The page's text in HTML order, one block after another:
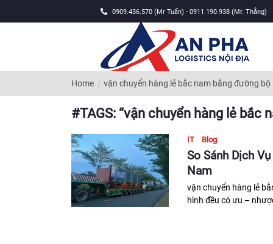
0909.436.570 (Mr Tuấn) - 0911.190.938 (Mr. Thắng)
Home vận chuyển hàng lẻ bắc nam bằng đường bộ
#TAGS: “vận chuyển hàng lẻ bắc
IT Blog
So Sánh Dịch
Nam
vận chuyển hàng lẻ
hình đều có ưu –